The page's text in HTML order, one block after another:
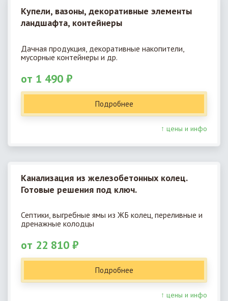
Купели, вазоны, декоративные элементы
ландшафта, контейнеры
Дачная продукция, декоративные накопители,
мусорные контейнеры и др.
от 1 490 ₽
Подробнее
↑ цены и инфо
Канализация из железобетонных колец.
Готовые решения под ключ.
Септики, выгребные ямы из ЖБ колец, переливные и
дренажные колодцы
от 22 810 ₽
Подробнее
↑ цены и инфо